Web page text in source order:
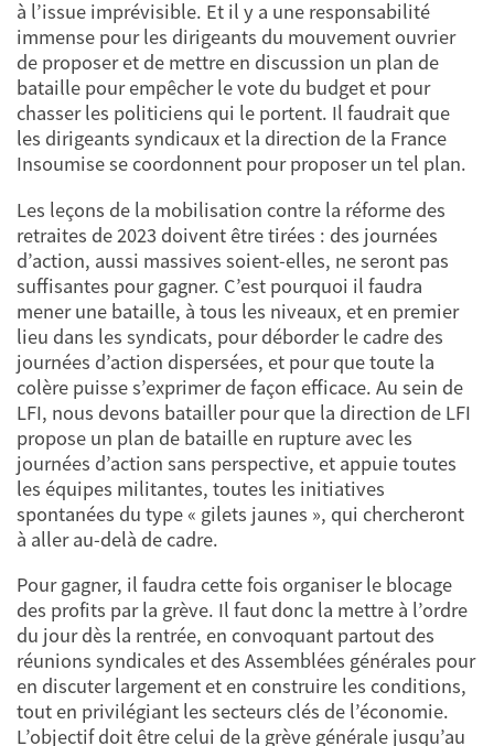
à l’issue imprévisible. Et il y a une responsabilité
immense pour les dirigeants du mouvement ouvrier
de proposer et de mettre en discussion un plan de
bataille pour empêcher le vote du budget et pour
chasser les politiciens qui le portent. Il faudrait que
les dirigeants syndicaux et la direction de la France
Insoumise se coordonnent pour proposer un tel plan.
Les leçons de la mobilisation contre la réforme des
retraites de 2023 doivent être tirées : des journées
d’action, aussi massives soient-elles, ne seront pas
suffisantes pour gagner. C’est pourquoi il faudra
mener une bataille, à tous les niveaux, et en premier
lieu dans les syndicats, pour déborder le cadre des
journées d’action dispersées, et pour que toute la
colère puisse s’exprimer de façon efficace. Au sein de
LFI, nous devons batailler pour que la direction de LFI
propose un plan de bataille en rupture avec les
journées d’action sans perspective, et appuie toutes
les équipes militantes, toutes les initiatives
spontanées du type « gilets jaunes », qui chercheront
à aller au-delà de cadre.
Pour gagner, il faudra cette fois organiser le blocage
des profits par la grève. Il faut donc la mettre à l’ordre
du jour dès la rentrée, en convoquant partout des
réunions syndicales et des Assemblées générales pour
en discuter largement et en construire les conditions,
tout en privilégiant les secteurs clés de l’économie.
L’objectif doit être celui de la grève générale jusqu’au